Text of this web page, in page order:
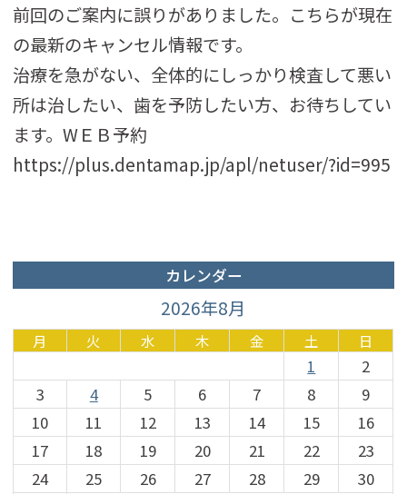
前回のご案内に誤りがありました。こちらが現在
の最新のキャンセル情報です。
治療を急がない、全体的にしっかり検査して悪い
所は治したい、歯を予防したい方、お待ちしてい
ます。WＥＢ予約
https://plus.dentamap.jp/apl/netuser/?id=995
カレンダー
2026年8月
月 火 水 木 金 土 日
1
2
3
4 5 6 7 8
9
10
11 12 13 14 15
16
17
18 19 20 21 22
23
24
25 26 27 28 29
30